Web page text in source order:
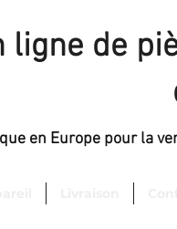
ligne de
en Europe pour la